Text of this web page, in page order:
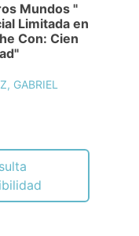
Mundos "
Limitada en
Con: Cien
GABRIEL